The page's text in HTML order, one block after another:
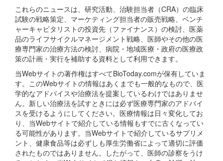
これらのニュースは、研究活動、治験担当者（CRA）の臨床
試験の戦略策定、マーケティング担当者の販売戦略、ベンチ
ャーキャピタリストの投資先（ファイナンス）の検討、医薬
品のライフサイクルマネージメント戦略、医師やその他の医
療専門家の治療方法の検討、病院・地域医療・政府の医療政
策の計画・実行を補助する資料として利用できます。
当Webサイトの著作権はすべてBioToday.comが保有していま
す。このWebサイトの情報はあくまでも一般的なもので、医
学的なアドバイスや治療法を提案しているわけではありませ
ん。新しい治療法を試すときには必ず医療専門家のアドバイ
スを受けるようにしてください。医療情報は日々変化してお
り、当Webサイトで紹介している情報もすでに古くなってい
る可能性があります。当Webサイトで紹介しているサプリメ
ント、健康食品等は必ずしも厚生労働省によって適切に評価
されたものではありません。したがって、医師の診察をうけ